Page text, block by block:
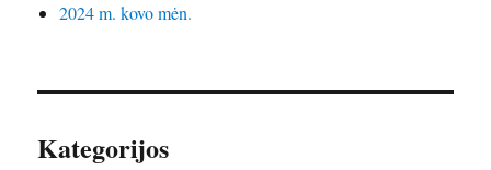
2024 m. kovo mėn.
Kategorijos